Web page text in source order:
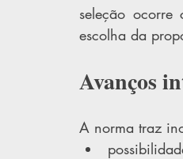
seleção ocorre
escolha da
Avanços
A norma traz